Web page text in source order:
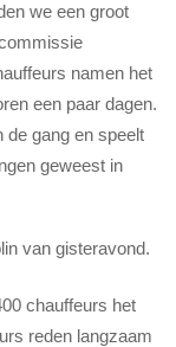
we een groot
namen het
een paar dagen.
de gang en speelt
geweest in
van gisteravond.
chauffeurs het
reden langzaam